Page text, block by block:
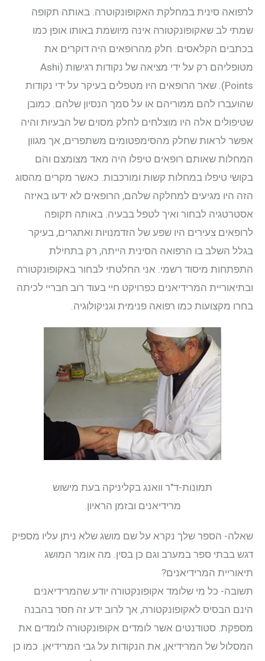
לרפואה סינית במחלקת האקופונקוטרה. באותה תקופה
שמתי לב שאקופונקטורה אינה מיושמת באותו אופן כמו
בכתבים הקלאסים. חלק מהרופאים היה דוקרים את
מטופליהם רק על ידי מציאה של נקודות רגישות (Ashi
Points). שאר הרופאים היו מטפלים בעיקר על ידי נקודות
שהועברו להם ממוריהם או על סמך הנסיון שלהם. כמובן
שטיפולים אלה היו מוצלחים לחלק מסוים של הבעיות והיה
אפשר לראות שחלק מהסימפטומים משתפרים, אך מגוון
המחלות שאותם רופאים טיפלו היה מאד מצומצם והם
בקושי טיפלו במחלות קשות ומורכבות. כאשר מקרים מהסוג
הזה היו מגיעים למחלקה שלהם, הרופאים לא ידעו באיזה
אסטרטגיה לבחור ואיך לטפל בבעיה. באותה תקופה
לרופאים צעירים היו שפע של הזדמנויות ואתגרים, בעיקר
בגלל השלב בו הרפואה הסינית הייתה, רק בתחילת
התפתחות מיסוד רשמי. אני החלטתי לבחור באקופונקטורה
ובתיאוריית המרידיאנים כפרויקט חיי בעוד רוב חבריי לכיתה
בחרו מקצועות כמו רפואה פנימית וגניקולוגיה.
תמונות-ד"ר וואנג בקליניקה בעת מישוש
מרידיאנים ובזמן הראיון.
שאלה- הספר שלך נקרא על שם מושג שלא ניתן עליו מספיק
דגש בבתי ספר במערב וגם כן בסין. מה אומר המושג
תיאוריית המרידיאנים?
תשובה- כל מי שלומד אקופונקטורה יודע שהמרידיאנים
הינם הבסיס לאקופונקטורה, אך לרוב ידע זה חסר בהבנה
מספקת. סטודנטים אשר לומדים אקופונקטורה לומדים את
המסלול של המרידיאן, את הנקודות על גבי המרידיאן. כמו כן